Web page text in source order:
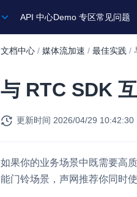
API 中心Demo 专区常见问题
文档中心 / 媒体流加速 / 最佳实践 /
与 RTC SDK
更新时间 2026/04/29 10:42:30
如果你的业务场景中既需要高
能门铃场景，声网推荐你同时